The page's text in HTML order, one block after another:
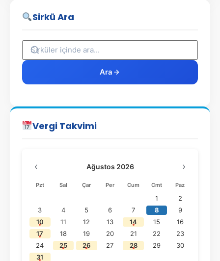
Sirkü Ara
Ara
Vergi Takvimi
‹ Ağustos 2026 ›
Pzt Sal Çar Per Cum Cmt Paz
1
2
3
4 5 6 7 8
9
10
11 12 13 14 15
16
17
18 19 20 21 22
23
24
25 26 27 28 29
30
31